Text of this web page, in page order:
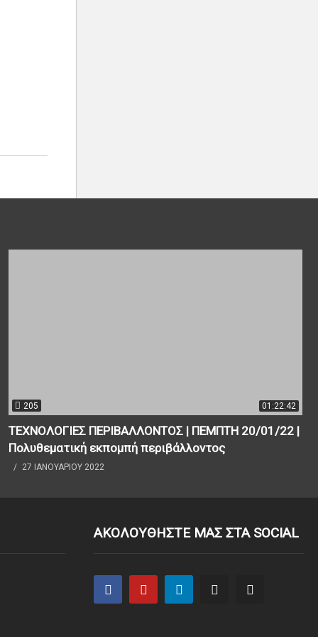
205 01:22:42
ΤΕΧΝΟΛΟΓΙΕΣ ΠΕΡΙΒΑΛΛΟΝΤΟΣ | ΠΕΜΠΤΗ 20/01/22 |
Πολυθεματική εκπομπή περιβάλλοντος
27 ΙΑΝΟΥΑΡΊΟΥ 2022
ΑΚΟΛΟΥΘΗΣΤΕ ΜΑΣ ΣΤΑ SOCIAL